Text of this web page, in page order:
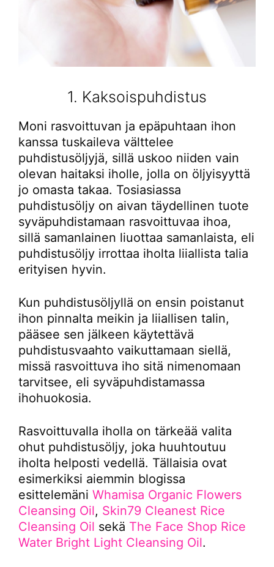
1. Kaksoispuhdistus
Moni rasvoittuvan ja epäpuhtaan ihon
kanssa tuskaileva välttelee
puhdistusöljyjä, sillä uskoo niiden vain
olevan haitaksi iholle, jolla on öljyisyyttä
jo omasta takaa. Tosiasiassa
puhdistusöljy on aivan täydellinen tuote
syväpuhdistamaan rasvoittuvaa ihoa,
sillä samanlainen liuottaa samanlaista, eli
puhdistusöljy irrottaa iholta liiallista talia
erityisen hyvin.
Kun puhdistusöljyllä on ensin poistanut
ihon pinnalta meikin ja liiallisen talin,
pääsee sen jälkeen käytettävä
puhdistusvaahto vaikuttamaan siellä,
missä rasvoittuva iho sitä nimenomaan
tarvitsee, eli syväpuhdistamassa
ihohuokosia.
Rasvoittuvalla iholla on tärkeää valita
ohut puhdistusöljy, joka huuhtoutuu
iholta helposti vedellä. Tällaisia ovat
esimerkiksi aiemmin blogissa
esittelemäni Whamisa Organic Flowers
Cleansing Oil, Skin79 Cleanest Rice
Cleansing Oil sekä The Face Shop Rice
Water Bright Light Cleansing Oil.